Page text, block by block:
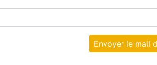
Envoyer le mail